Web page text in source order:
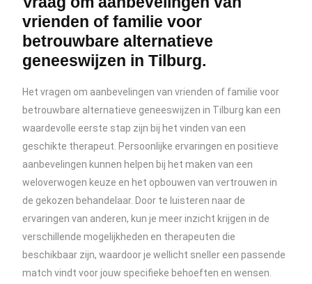
vrienden of familie voor
betrouwbare alternatieve
geneeswijzen in Tilburg.
Het vragen om aanbevelingen van vrienden of familie voor
betrouwbare alternatieve geneeswijzen in Tilburg kan een
waardevolle eerste stap zijn bij het vinden van een
geschikte therapeut. Persoonlijke ervaringen en positieve
aanbevelingen kunnen helpen bij het maken van een
weloverwogen keuze en het opbouwen van vertrouwen in
de gekozen behandelaar. Door te luisteren naar de
ervaringen van anderen, kun je meer inzicht krijgen in de
verschillende mogelijkheden en therapeuten die
beschikbaar zijn, waardoor je wellicht sneller een passende
match vindt voor jouw specifieke behoeften en wensen.